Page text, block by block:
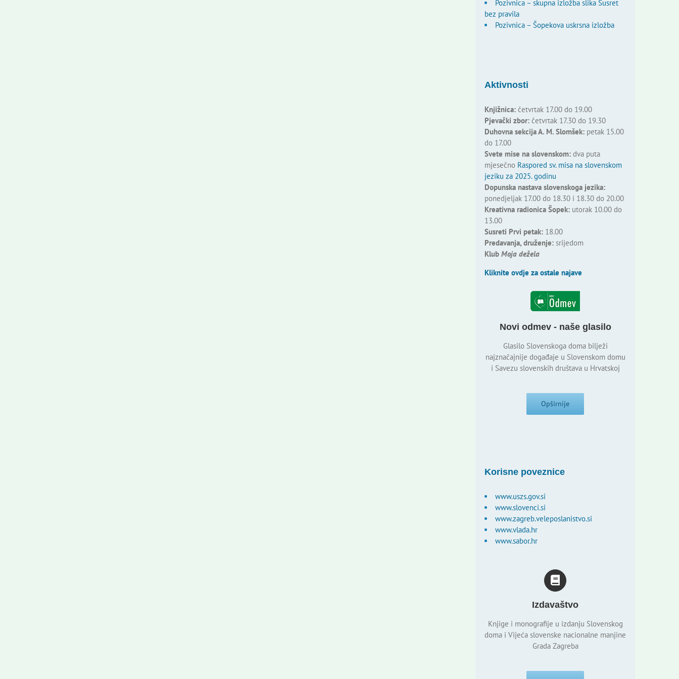
Pozivnica – skupna izložba slika Susret
bez pravila
Pozivnica – Šopekova uskrsna izložba
Aktivnosti
Knjižnica:četvrtak 17.00 do 19.00
Pjevački zbor:četvrtak 17.30 do 19.30
Duhovna sekcija A. M. Slomšek:petak 15.00
do 17.00
Svete mise na slovenskom:dva puta
mjesečno Raspored sv. misa na slovenskom
jeziku za 2025. godinu
Dopunska nastava slovenskoga jezika:
ponedjeljak 17.00 do 18.30 i 18.30 do 20.00
Kreativna radionica Šopek:utorak 10.00 do
13.00
Susreti Prvi petak:18.00
Predavanja, druženje:srijedom
Klub Moja dežela
Kliknite ovdje za ostale najave
Novi odmev - naše glasilo
Glasilo Slovenskoga doma bilježi
najznačajnije događaje u Slovenskom domu
i Savezu slovenskih društava u Hrvatskoj
Opširnije
Korisne poveznice
www.uszs.gov.si
www.slovenci.si
www.zagreb.veleposlanistvo.si
www.vlada.hr
www.sabor.hr
Izdavaštvo
Knjige i monografije u izdanju Slovenskog
doma i Vijeća slovenske nacionalne manjine
Grada Zagreba